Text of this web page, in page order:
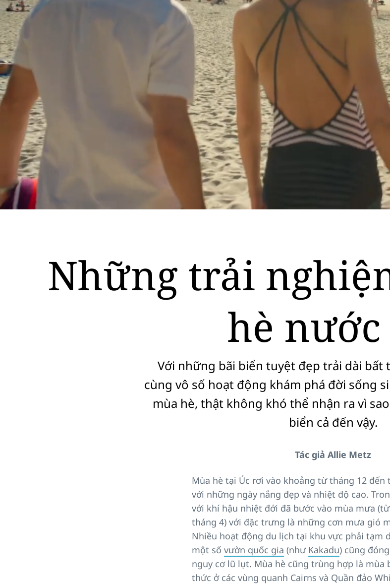
Những trải
hè nước
Với những bãi biển tuyệt đẹp trải dài bất
cùng vô số hoạt động khám phá đời sống
mùa hè, thật không khó thể nhận ra vì
biển cả đến vậy.
Tác giả Allie Metz
Mùa hè tại Úc rơi vào khoảng từ tháng 12 đến
với những ngày nắng đẹp và nhiệt độ cao.
với khí hậu nhiệt đới đã bước vào mùa mưa
tháng 4) với đặc trưng là những cơn mưa gió
Nhiều hoạt động du lịch tại khu vực phải tạm
một số vườn quốc gia (như Kakadu) cũng
nguy cơ lũ lụt. Mùa hè cũng trùng hợp là mùa
thức ở các vùng quanh Cairns và Quần đảo